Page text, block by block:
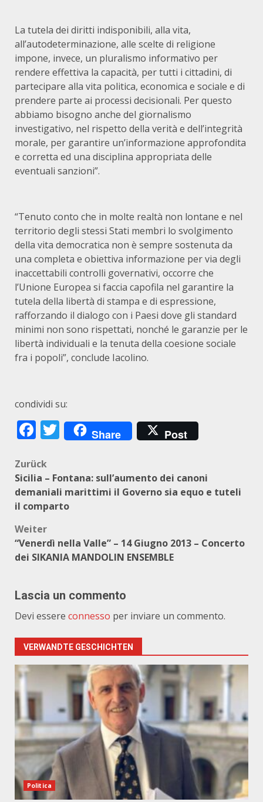
La tutela dei diritti indisponibili, alla vita,
all’autodeterminazione, alle scelte di religione
impone, invece, un pluralismo informativo per
rendere effettiva la capacità, per tutti i cittadini, di
partecipare alla vita politica, economica e sociale e di
prendere parte ai processi decisionali. Per questo
abbiamo bisogno anche del giornalismo
investigativo, nel rispetto della verità e dell’integrità
morale, per garantire un’informazione approfondita
e corretta ed una disciplina appropriata delle
eventuali sanzioni”.
“Tenuto conto che in molte realtà non lontane e nel
territorio degli stessi Stati membri lo svolgimento
della vita democratica non è sempre sostenuta da
una completa e obiettiva informazione per via degli
inaccettabili controlli governativi, occorre che
l’Unione Europea si faccia capofila nel garantire la
tutela della libertà di stampa e di espressione,
rafforzando il dialogo con i Paesi dove gli standard
minimi non sono rispettati, nonché le garanzie per le
libertà individuali e la tenuta della coesione sociale
fra i popoli”, conclude Iacolino.
condividi su:
Facebook
Twitter
Share Post
Beitragsnavigation
Zurück
Sicilia – Fontana: sull’aumento dei canoni
demaniali marittimi il Governo sia equo e tuteli
il comparto
Weiter
“Venerdì nella Valle” – 14 Giugno 2013 – Concerto
dei SIKANIA MANDOLIN ENSEMBLE
Lascia un commento
Devi essere connesso per inviare un commento.
VERWANDTE GESCHICHTEN
Politica